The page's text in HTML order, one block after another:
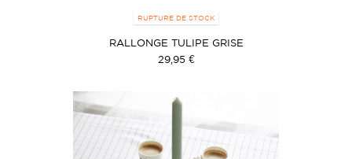
RUPTURE DE STOCK
RALLONGE TULIPE GRISE
29,95 €